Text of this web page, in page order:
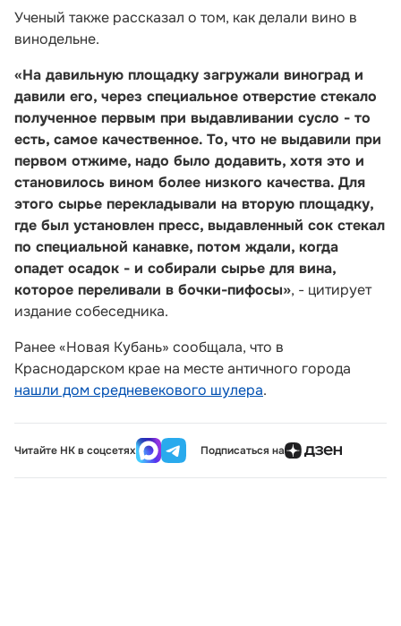
Ученый также рассказал о том, как делали вино в
винодельне.
«На давильную площадку загружали виноград и
давили его, через специальное отверстие стекало
полученное первым при выдавливании сусло - то
есть, самое качественное. То, что не выдавили при
первом отжиме, надо было додавить, хотя это и
становилось вином более низкого качества. Для
этого сырье перекладывали на вторую площадку,
где был установлен пресс, выдавленный сок стекал
по специальной канавке, потом ждали, когда
опадет осадок - и собирали сырье для вина,
которое переливали в бочки-пифосы», - цитирует
издание собеседника.
Ранее «Новая Кубань» сообщала, что в
Краснодарском крае на месте античного города
нашли дом средневекового шулера.
Читайте НК в соцсетях Подписаться на